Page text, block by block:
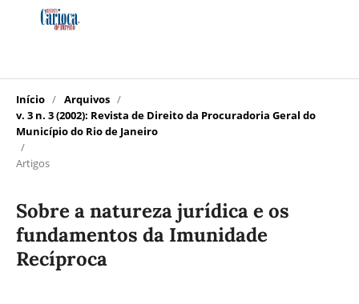
Início / Arquivos /
v. 3 n. 3 (2002): Revista de Direito da Procuradoria Geral do
Município do Rio de Janeiro
/
Artigos
Sobre a natureza jurídica e os
fundamentos da Imunidade
Recíproca